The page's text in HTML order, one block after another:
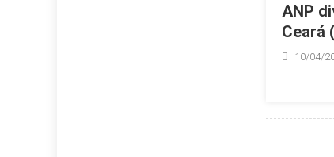
ANP
Ceará
10/04/